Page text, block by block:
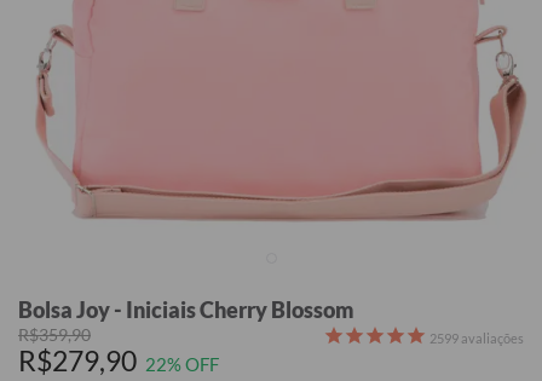
Bolsa Joy - Iniciais Cherry Blossom
R$359,90
R$279,90 22% OFF
2599 avaliações